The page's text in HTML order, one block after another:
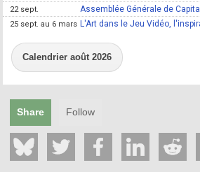
22 sept. Assemblée Générale de
25 sept. au 6 mars L'Art dans le Jeu Vidéo,
Calendrier août 2026
Share Follow